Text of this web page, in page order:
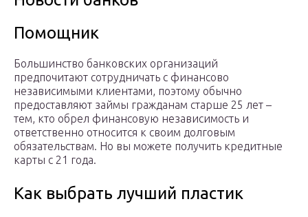
Помощник
Большинство банковских организаций
предпочитают сотрудничать с финансово
независимыми клиентами, поэтому обычно
предоставляют займы гражданам старше 25 лет –
тем, кто обрел финансовую независимость и
ответственно относится к своим долговым
обязательствам. Но вы можете получить кредитные
карты с 21 года.
Как выбрать лучший пластик